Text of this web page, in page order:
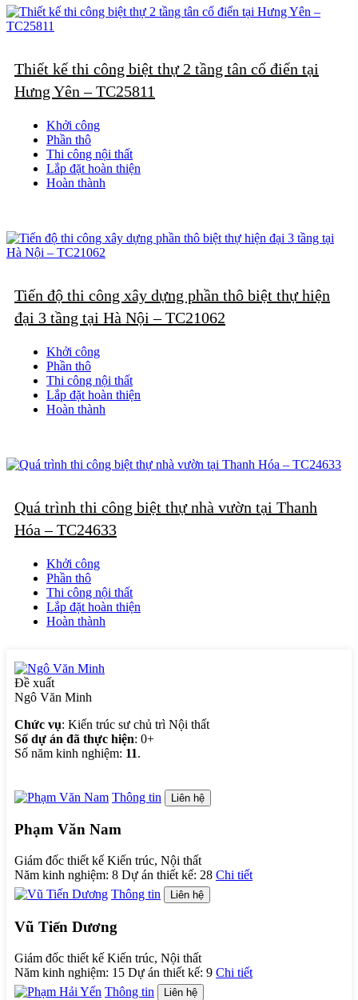
Thiết kế thi công biệt thự 2 tầng tân cổ điển tại
Hưng Yên – TC25811
Khởi công
Phần thô
Thi công nội thất
Lắp đặt hoàn thiện
Hoàn thành
Tiến độ thi công xây dựng phần thô biệt thự hiện
đại 3 tầng tại Hà Nội – TC21062
Khởi công
Phần thô
Thi công nội thất
Lắp đặt hoàn thiện
Hoàn thành
Quá trình thi công biệt thự nhà vườn tại Thanh
Hóa – TC24633
Khởi công
Phần thô
Thi công nội thất
Lắp đặt hoàn thiện
Hoàn thành
Đề xuất
Ngô Văn Minh
Chức vụ: Kiến trúc sư chủ trì Nội thất
Số dự án đã thực hiện: 0+
Số năm kinh nghiệm: 11.
Thông tin Liên hệ
Phạm Văn Nam
Giám đốc thiết kế Kiến trúc, Nội thất
Năm kinh nghiệm: 8 Dự án thiết kế: 28 Chi tiết
Thông tin
Liên hệ
Vũ Tiến Dương
Giám đốc thiết kế Kiến trúc, Nội thất
Năm kinh nghiệm: 15 Dự án thiết kế: 9 Chi tiết
Thông tin
Liên hệ